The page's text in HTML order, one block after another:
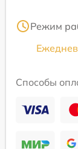
Режим
Способы